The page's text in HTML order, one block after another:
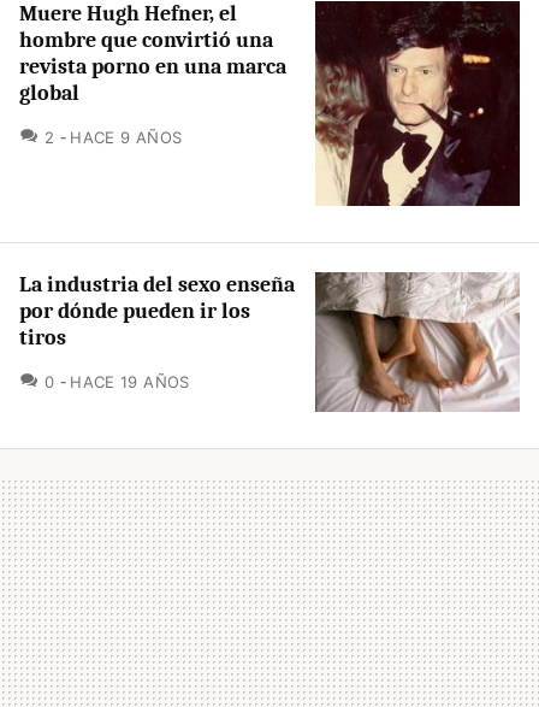
Muere Hugh Hefner, el
hombre que convirtió una
revista porno en una marca
global
2 COMENTARIOS
HACE 9 AÑOS
La industria del sexo enseña
por dónde pueden ir los
tiros
0 COMENTARIOS
HACE 19 AÑOS